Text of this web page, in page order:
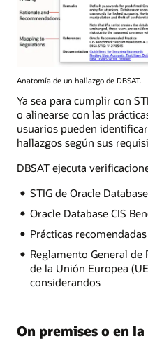
Anatomía de un hallazgo de DBSAT.
Ya sea para cumplir con
o alinearse con las
usuarios pueden
hallazgos según sus
DBSAT ejecuta
STIG de Oracle Database
Oracle Database CIS
Prácticas
Reglamento General de
de la Unión Europea
considerandos
On premises o en